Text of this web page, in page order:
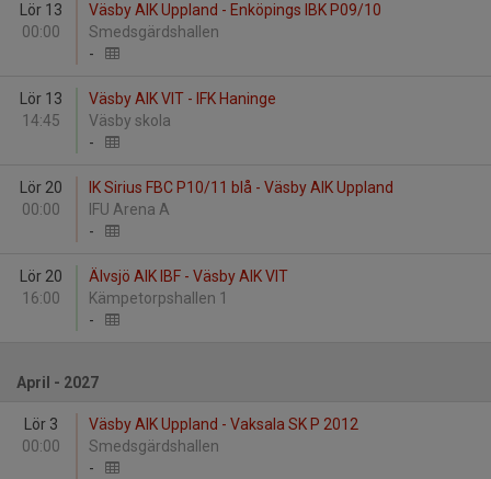
Lör 13
00:00
Väsby AIK Uppland - Enköpings IBK P09/10
Smedsgärdshallen
-
Lör 13
14:45
Väsby AIK VIT - IFK Haninge
Väsby skola
-
Lör 20
00:00
IK Sirius FBC P10/11 blå - Väsby AIK Uppland
IFU Arena A
-
Lör 20
16:00
Älvsjö AIK IBF - Väsby AIK VIT
Kämpetorpshallen 1
-
April - 2027
Lör 3
00:00
Väsby AIK Uppland - Vaksala SK P 2012
Smedsgärdshallen
-